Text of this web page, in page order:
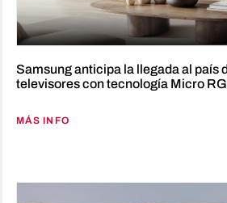
Samsung anticipa la llegada al país
televisores con tecnología Micro
MÁS INFO